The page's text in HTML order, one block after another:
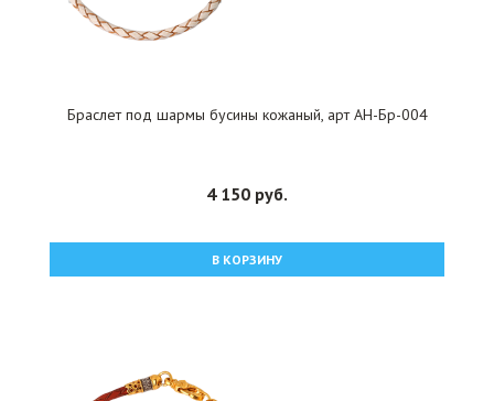
Браслет под шармы бусины кожаный, арт АН-Бр-004
4 150 руб.
В КОРЗИНУ